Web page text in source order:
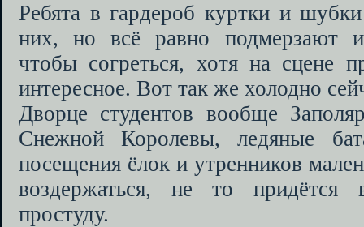
Ребята в гардероб куртки и
них, но всё равно подмерзают и
чтобы согреться, хотя на сцене
интересное. Вот так же холодно
Дворце студентов вообще
Снежной Королевы, ледяные
посещения ёлок и утренников
воздержаться, не то придётся
простуду.